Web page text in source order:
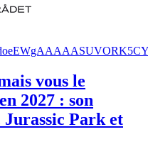
vous le
2027 : son
Park et